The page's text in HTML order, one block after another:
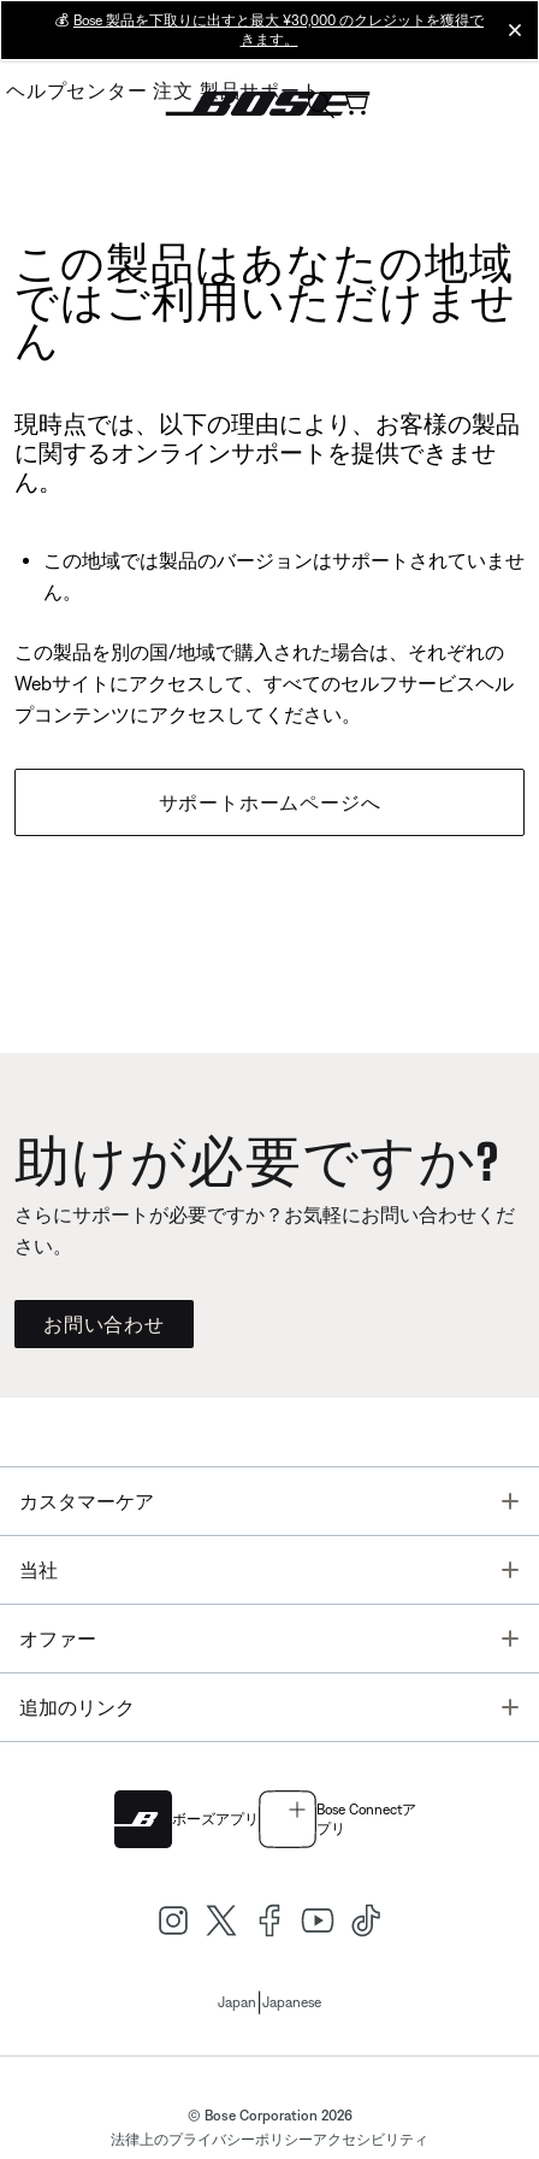
Main
💰 Bose 製品を下取りに出すと最大 ¥30,000 のクレジットを獲得で
きます。
ヘルプセンター 注文 製品サポート
この製品はあなたの地域
ではご利用いただけませ
ん
現時点では、以下の理由により、お客様の製品
に関するオンラインサポートを提供できませ
ん。
この地域では製品のバージョンはサポートされていませ
ん。
この製品を別の国/地域で購入された場合は、それぞれの
Webサイトにアクセスして、すべてのセルフサービスヘル
プコンテンツにアクセスしてください。
サポートホームページへ
助けが必要ですか?
さらにサポートが必要ですか？お気軽にお問い合わせくだ
さい。
お問い合わせ
カスタマーケア
当社
オファー
追加のリンク
ボーズアプリ
Bose Connectア
プリ
Japan Japanese
© Bose Corporation 2026
法律上のプライバシーポリシーアクセシビリティ